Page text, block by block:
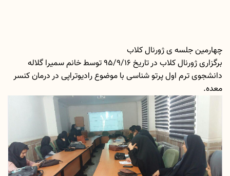
چهارمین جلسه ی ژورنال کلاب
برگزاری ژورنال کلاب در تاریخ 95/9/16 توسط خانم سمیرا گلاله
دانشجوی ترم اول پرتو شناسی با موضوع رادیوتراپی در درمان کنسر
معده.